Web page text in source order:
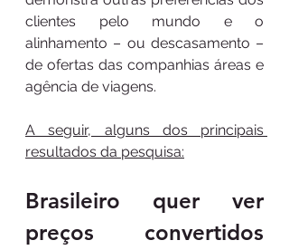
clientes pelo mundo e o
alinhamento – ou descasamento –
de ofertas das companhias áreas e
agência de viagens.
A seguir, alguns dos principais
resultados da pesquisa:
Brasileiro quer ver
preços convertidos